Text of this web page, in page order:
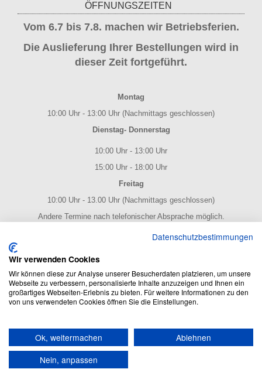
ÖFFNUNGSZEITEN
Vom 6.7 bis 7.8. machen wir Betriebsferien.
Die Auslieferung Ihrer Bestellungen wird in
dieser Zeit fortgeführt.
Montag
10:00 Uhr - 13:00 Uhr (Nachmittags geschlossen)
Dienstag- Donnerstag
10:00 Uhr - 13:00 Uhr
15:00 Uhr - 18:00 Uhr
Freitag
10:00 Uhr - 13.00 Uhr (Nachmittags geschlossen)
Andere Termine nach telefonischer Absprache möglich.
NOTENPOST BY ERES Edition
NOTENPOST BY ERES Edition: Der Noten Online Shop - enthält
alles rund um das Thema Noten und Musik.
Datenschutzbestimmungen
Wir verwenden Cookies
Wir können diese zur Analyse unserer Besucherdaten platzieren, um unsere
Webseite zu verbessern, personalisierte Inhalte anzuzeigen und Ihnen ein
großartiges Webseiten-Erlebnis zu bieten. Für weitere Informationen zu den
von uns verwendeten Cookies öffnen Sie die Einstellungen.
Ok, weitermachen
Ablehnen
Nein, anpassen